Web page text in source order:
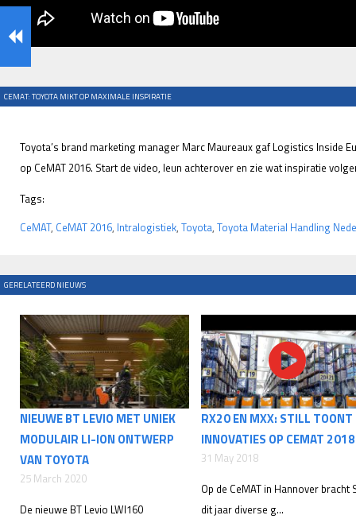
CEMAT: TOYOTA MIKT OP MAXIMALE INSPIRATIE
Toyota’s brand marketing manager Marc Maureaux gaf Logistics Inside
op CeMAT 2016. Start de video, leun achterover en zie wat inspiratie
Tags:
CeMAT, CeMAT 2016, Intralogistiek, Toyota, Toyota Material Handling
GERELATEERD NIEUWS
NIEUWE BT LEVIO MET UNIEK
MODULAIR LI-ION ONTWERP
VAN TOYOTA
25 March 2020
De nieuwe BT Levio LWI160
RX20 EN MXX: STILL TOONT
INNOVATIES OP CEMAT 2018
31 May 2018
Op de CeMAT in Hannover bracht
dit jaar diverse g...